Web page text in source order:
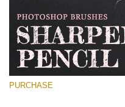
Free
PURCHASE